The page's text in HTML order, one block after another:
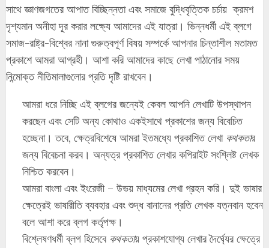
সাথে জ্ঞাণজগতের আপাত বিচ্ছিন্নতা এবং সমাজে বুদ্ধিবৃত্তিক চর্চায় ক্রমশ
দৃশ্যমান অনীহা দূর করার লক্ষ্যে আমাদের এই যাত্রা। ভিন্নধর্মী এই ব্লগে
সমাজ-রাষ্ট্র-বিশ্বের নানা গুরুত্বপূর্ণ বিষয় সম্পর্কে আপনার চিন্তাশীল মতামত
প্রকাশে আমরা আগ্রহী। আশা করি আমাদের কাছে লেখা পাঠানোর সময়
নিন্মোক্ত নীতিমালাগুলোর প্রতি দৃষ্টি রাখবেন।
আমরা ধরে নিচ্ছি এই ব্লগের জন্যেই কেবল আপনি লেখাটি উপস্থাপন
করছেন এবং সেটি অন্য কোথাও একইসাথে প্রকাশের জন্য বিবেচিত
হচ্ছেনা। তবে, ক্ষেত্রবিশেষে আমরা ইতমধ্যে প্রকাশিত লেখা কথকতার
জন্য বিবেচনা করব। অন্যত্র প্রকাশিত লেখার কপিরাইট সংশ্লিষ্ট লেখক
নিশ্চিত করবেন।
আমরা বাংলা এবং ইংরেজী – উভয় মাধ্যমের লেখা গ্রহন করি। দুই ভাষার
ক্ষেত্রেই ভাষারীতি ব্যবহার এবং শুদ্ধ বানানের প্রতি লেখক যত্নবান হবেন
বলে আশা করে ব্লগ কর্তৃপক্ষ।
বিশ্লেষণধর্মী ব্লগ হিসেবে কথকতায় প্রকাশযোগ্য লেখার দৈর্ঘ্যের ক্ষেত্রে